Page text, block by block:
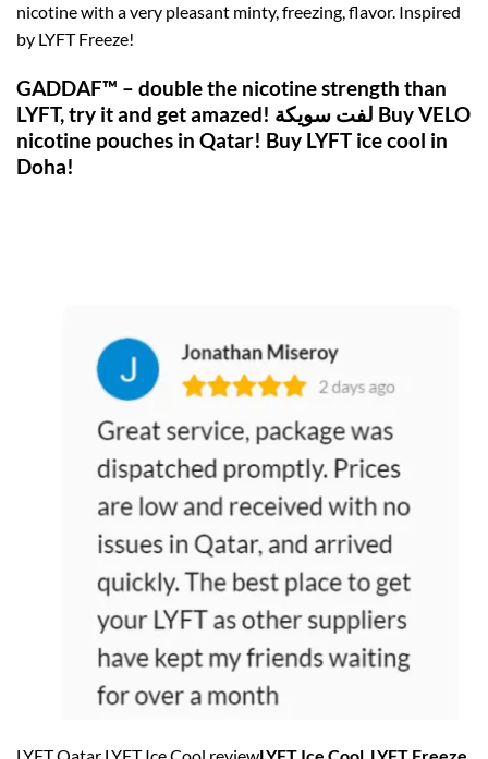
nicotine with a very pleasant minty, freezing, flavor. Inspired
by LYFT Freeze!
GADDAF™ – double the nicotine strength than
LYFT, try it and get amazed! لفت سويكة Buy VELO
nicotine pouches in Qatar! Buy LYFT ice cool in
Doha!